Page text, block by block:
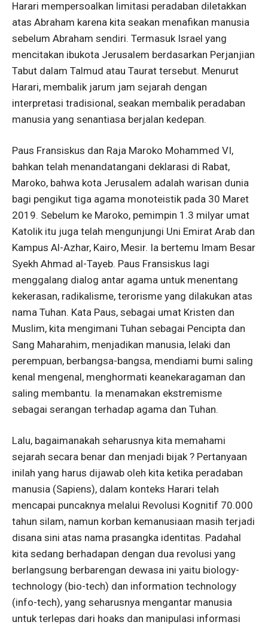
Harari mempersoalkan limitasi peradaban diletakkan
atas Abraham karena kita seakan menafikan manusia
sebelum Abraham sendiri. Termasuk Israel yang
mencitakan ibukota Jerusalem berdasarkan Perjanjian
Tabut dalam Talmud atau Taurat tersebut. Menurut
Harari, membalik jarum jam sejarah dengan
interpretasi tradisional, seakan membalik peradaban
manusia yang senantiasa berjalan kedepan.
Paus Fransiskus dan Raja Maroko Mohammed VI,
bahkan telah menandatangani deklarasi di Rabat,
Maroko, bahwa kota Jerusalem adalah warisan dunia
bagi pengikut tiga agama monoteistik pada 30 Maret
2019. Sebelum ke Maroko, pemimpin 1.3 milyar umat
Katolik itu juga telah mengunjungi Uni Emirat Arab dan
Kampus Al-Azhar, Kairo, Mesir. Ia bertemu Imam Besar
Syekh Ahmad al-Tayeb. Paus Fransiskus lagi
menggalang dialog antar agama untuk menentang
kekerasan, radikalisme, terorisme yang dilakukan atas
nama Tuhan. Kata Paus, sebagai umat Kristen dan
Muslim, kita mengimani Tuhan sebagai Pencipta dan
Sang Maharahim, menjadikan manusia, lelaki dan
perempuan, berbangsa-bangsa, mendiami bumi saling
kenal mengenal, menghormati keanekaragaman dan
saling membantu. Ia menamakan ekstremisme
sebagai serangan terhadap agama dan Tuhan.
Lalu, bagaimanakah seharusnya kita memahami
sejarah secara benar dan menjadi bijak ? Pertanyaan
inilah yang harus dijawab oleh kita ketika peradaban
manusia (Sapiens), dalam konteks Harari telah
mencapai puncaknya melalui Revolusi Kognitif 70.000
tahun silam, namun korban kemanusiaan masih terjadi
disana sini atas nama prasangka identitas. Padahal
kita sedang berhadapan dengan dua revolusi yang
berlangsung berbarengan dewasa ini yaitu biology-
technology (bio-tech) dan information technology
(info-tech), yang seharusnya mengantar manusia
untuk terlepas dari hoaks dan manipulasi informasi